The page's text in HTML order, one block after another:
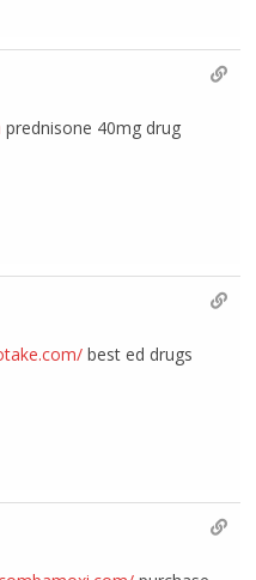
prednisone 40mg drug
best ed drugs